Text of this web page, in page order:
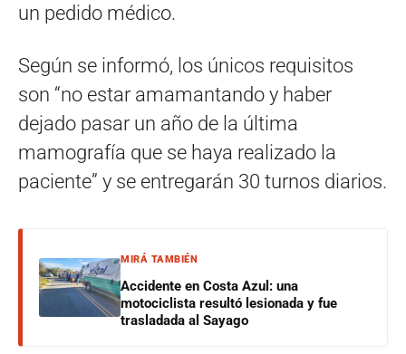
un pedido médico.
Según se informó, los únicos requisitos
son “no estar amamantando y haber
dejado pasar un año de la última
mamografía que se haya realizado la
paciente” y se entregarán 30 turnos diarios.
MIRÁ TAMBIÉN
Accidente en Costa Azul: una
motociclista resultó lesionada y fue
trasladada al Sayago